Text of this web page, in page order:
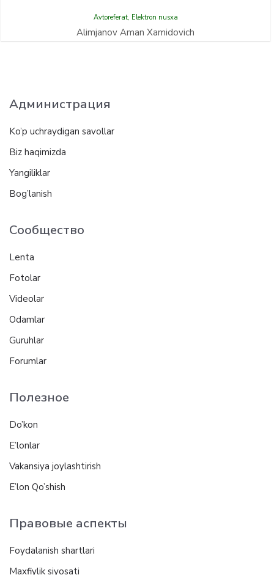
Avtoreferat, Elektron nusxa
Alimjanov Aman Xamidovich
Администрация
Ko’p uchraydigan savollar
Biz haqimizda
Yangiliklar
Bog’lanish
Сообщество
Lenta
Fotolar
Videolar
Odamlar
Guruhlar
Forumlar
Полезное
Do’kon
E’lonlar
Vakansiya joylashtirish
E’lon Qo’shish
Правовые аспекты
Foydalanish shartlari
Maxfiylik siyosati